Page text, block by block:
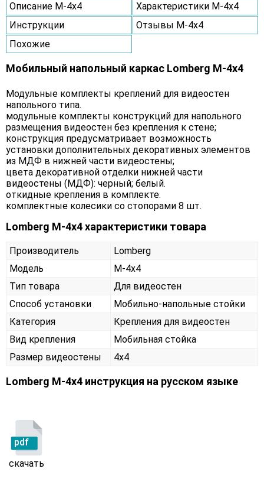
Описание M-4х4
Характеристики M-4х4
Инструкции
Отзывы M-4х4
Похожие
Мобильный напольный каркас Lomberg M-4х4
Модульные комплекты креплений для видеостен
напольного типа.
модульные комплекты конструкций для напольного
размещения видеостен без крепления к стене;
конструкция предусматривает возможность
установки дополнительных декоративных элементов
из МДФ в нижней части видеостены;
цвета декоративной отделки нижней части
видеостены (МДФ): черный; белый.
откидные крепления в комплекте.
комплектные колесики со стопорами 8 шт.
Lomberg M-4х4 характеристики товара
Производитель
Lomberg
Модель
M-4х4
Тип товара
Для видеостен
Способ установки
Мобильно-напольные стойки
Категория
Крепления для видеостен
Вид крепления
Мобильная стойка
Размер видеостены
4x4
Lomberg M-4х4 инструкция на русском языке
pdf
скачать